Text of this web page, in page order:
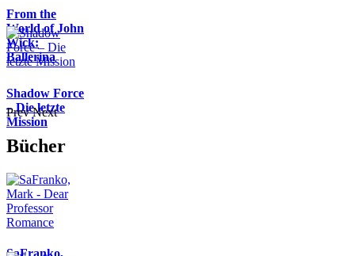
From the
World of John
Wick:
Ballerina
Shadow Force
– Die letzte
Mission
Prev Next
Bücher